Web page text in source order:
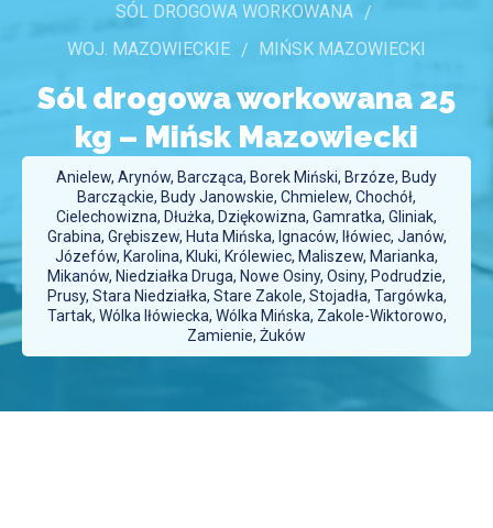
SÓL DROGOWA WORKOWANA
WOJ. MAZOWIECKIE
MIŃSK MAZOWIECKI
Sól drogowa workowana 25
kg – Mińsk Mazowiecki
Anielew, Arynów, Barcząca, Borek Miński, Brzóze, Budy
Barcząckie, Budy Janowskie, Chmielew, Chochół,
Cielechowizna, Dłużka, Dziękowizna, Gamratka, Gliniak,
Grabina, Grębiszew, Huta Mińska, Ignaców, Iłówiec, Janów,
Józefów, Karolina, Kluki, Królewiec, Maliszew, Marianka,
Mikanów, Niedziałka Druga, Nowe Osiny, Osiny, Podrudzie,
Prusy, Stara Niedziałka, Stare Zakole, Stojadła, Targówka,
Tartak, Wólka Iłówiecka, Wólka Mińska, Zakole-Wiktorowo,
Zamienie, Żuków